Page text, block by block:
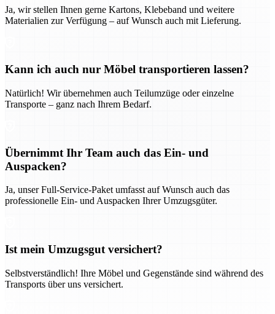
Ja, wir stellen Ihnen gerne Kartons, Klebeband und weitere
Materialien zur Verfügung – auf Wunsch auch mit Lieferung.
Kann ich auch nur Möbel transportieren lassen?
Natürlich! Wir übernehmen auch Teilumzüge oder einzelne
Transporte – ganz nach Ihrem Bedarf.
Übernimmt Ihr Team auch das Ein- und
Auspacken?
Ja, unser Full-Service-Paket umfasst auf Wunsch auch das
professionelle Ein- und Auspacken Ihrer Umzugsgüter.
Ist mein Umzugsgut versichert?
Selbstverständlich! Ihre Möbel und Gegenstände sind während des
Transports über uns versichert.